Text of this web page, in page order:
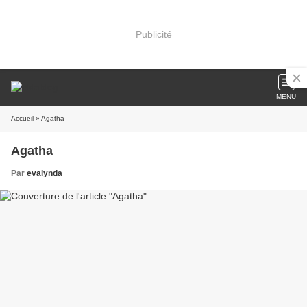
Publicité
MENU
Accueil » Agatha
Agatha
Par evalynda